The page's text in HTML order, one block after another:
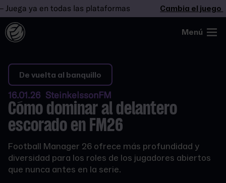
ya en todas las plataformas Cambia el juego –
Menú
De vuelta al banquillo
16.01.26 SteinkelssonFM
Cómo dominar al delantero
escorado en FM26
Football Manager 26 ofrece más profundidad y
diversidad para los roles de los jugadores abiertos
que nunca antes en la serie.